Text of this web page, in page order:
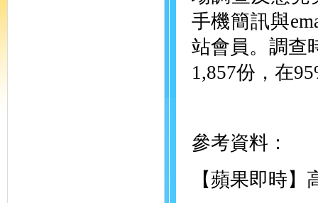
手機簡訊與
站會員。調查
1,857份，在
參考資料：
【蘋果即時